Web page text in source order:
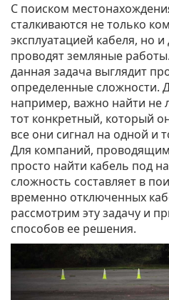
С поиском
сталкиваются не только
эксплуатацией кабеля, но
проводят земляные
данная задача выглядит
определенные сложности.
например, важно найти не
тот конкретный, который
все они сигнал на одной и
Для компаний,
просто найти кабель под
сложность составляет в
временно отключенных
рассмотрим эту задачу и
способов ее решения.